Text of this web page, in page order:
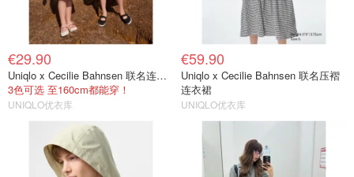
€29.90
Uniqlo x Cecilie Bahnsen 联名连衣裙
3色可选 至160cm都能穿！
UNIQLO优衣库
€59.90
Uniqlo x Cecilie Bahnsen 联名压褶
连衣裙
UNIQLO优衣库